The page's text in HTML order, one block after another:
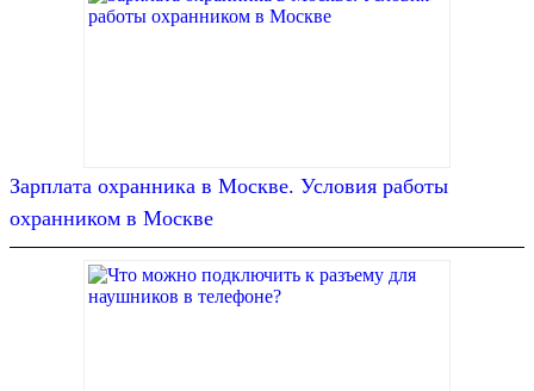
Зарплата охранника в Москве. Условия работы
охранником в Москве